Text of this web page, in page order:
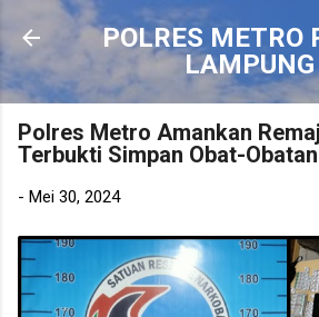
Langsung ke konten
POLRES METRO
LAMPUNG
Polres Metro Amankan
Terbukti Simpan Obat-
- Mei 30, 2024